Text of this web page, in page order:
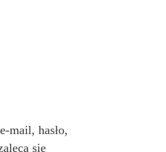
mail, hasło,
się